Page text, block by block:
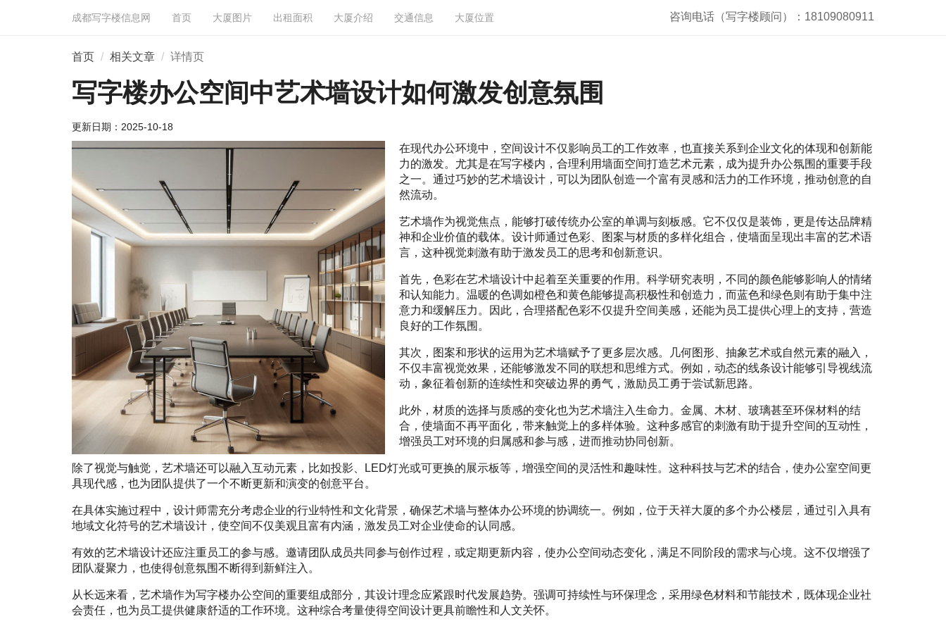
成都写字楼信息网 首页 大厦图片 出租面积 大厦介绍 交通信息 大厦位置 咨询电话（写字楼顾问）：18109080911
首页 相关文章 详情页
写字楼办公空间中艺术墙设计如何激发创意氛围
更新日期： 2025-10-18
在现代办公环境中，空间设计不仅影响员工的工作效率，也直接关系到企业文化的体现和创新能
力的激发。尤其是在写字楼内，合理利用墙面空间打造艺术元素，成为提升办公氛围的重要手段
之一。通过巧妙的艺术墙设计，可以为团队创造一个富有灵感和活力的工作环境，推动创意的自
然流动。
艺术墙作为视觉焦点，能够打破传统办公室的单调与刻板感。它不仅仅是装饰，更是传达品牌精
神和企业价值的载体。设计师通过色彩、图案与材质的多样化组合，使墙面呈现出丰富的艺术语
言，这种视觉刺激有助于激发员工的思考和创新意识。
首先，色彩在艺术墙设计中起着至关重要的作用。科学研究表明，不同的颜色能够影响人的情绪
和认知能力。温暖的色调如橙色和黄色能够提高积极性和创造力，而蓝色和绿色则有助于集中注
意力和缓解压力。因此，合理搭配色彩不仅提升空间美感，还能为员工提供心理上的支持，营造
良好的工作氛围。
其次，图案和形状的运用为艺术墙赋予了更多层次感。几何图形、抽象艺术或自然元素的融入，
不仅丰富视觉效果，还能够激发不同的联想和思维方式。例如，动态的线条设计能够引导视线流
动，象征着创新的连续性和突破边界的勇气，激励员工勇于尝试新思路。
此外，材质的选择与质感的变化也为艺术墙注入生命力。金属、木材、玻璃甚至环保材料的结
合，使墙面不再平面化，带来触觉上的多样体验。这种多感官的刺激有助于提升空间的互动性，
增强员工对环境的归属感和参与感，进而推动协同创新。
除了视觉与触觉，艺术墙还可以融入互动元素，比如投影、LED灯光或可更换的展示板等，增强空间的灵活性和趣味性。这种科技与艺术的结合，使办公室空间更
具现代感，也为团队提供了一个不断更新和演变的创意平台。
在具体实施过程中，设计师需充分考虑企业的行业特性和文化背景，确保艺术墙与整体办公环境的协调统一。例如，位于天祥大厦的多个办公楼层，通过引入具有
地域文化符号的艺术墙设计，使空间不仅美观且富有内涵，激发员工对企业使命的认同感。
有效的艺术墙设计还应注重员工的参与感。邀请团队成员共同参与创作过程，或定期更新内容，使办公空间动态变化，满足不同阶段的需求与心境。这不仅增强了
团队凝聚力，也使得创意氛围不断得到新鲜注入。
从长远来看，艺术墙作为写字楼办公空间的重要组成部分，其设计理念应紧跟时代发展趋势。强调可持续性与环保理念，采用绿色材料和节能技术，既体现企业社
会责任，也为员工提供健康舒适的工作环境。这种综合考量使得空间设计更具前瞻性和人文关怀。